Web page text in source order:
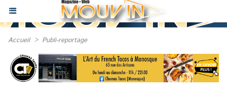
Accueil > Publi-reportage